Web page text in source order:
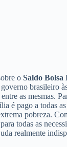
o Saldo Bolsa
brasileiro
as mesmas.
é pago a todas
pobreza.
todas as
realmente